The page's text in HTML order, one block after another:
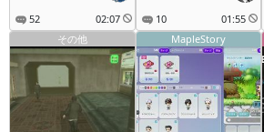
52 02:07 10 01:55
その他
MapleStory